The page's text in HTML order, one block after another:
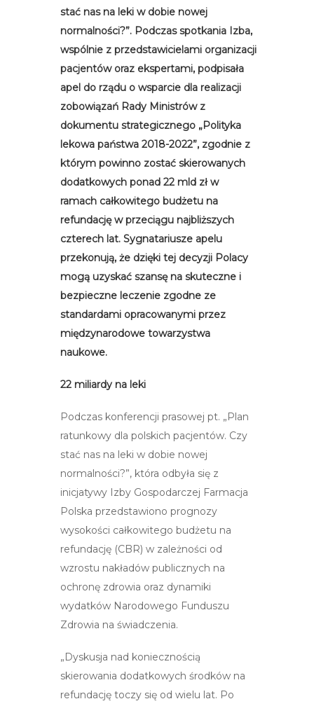
stać nas na leki w dobie nowej
normalności?”. Podczas spotkania Izba,
wspólnie z przedstawicielami organizacji
pacjentów oraz ekspertami, podpisała
apel do rządu o wsparcie dla realizacji
zobowiązań Rady Ministrów z
dokumentu strategicznego „Polityka
lekowa państwa 2018-2022”, zgodnie z
którym powinno zostać skierowanych
dodatkowych ponad 22 mld zł w
ramach całkowitego budżetu na
refundację w przeciągu najbliższych
czterech lat. Sygnatariusze apelu
przekonują, że dzięki tej decyzji Polacy
mogą uzyskać szansę na skuteczne i
bezpieczne leczenie zgodne ze
standardami opracowanymi przez
międzynarodowe towarzystwa
naukowe.
22 miliardy na leki
Podczas konferencji prasowej pt. „Plan
ratunkowy dla polskich pacjentów. Czy
stać nas na leki w dobie nowej
normalności?”, która odbyła się z
inicjatywy Izby Gospodarczej Farmacja
Polska przedstawiono prognozy
wysokości całkowitego budżetu na
refundację (CBR) w zależności od
wzrostu nakładów publicznych na
ochronę zdrowia oraz dynamiki
wydatków Narodowego Funduszu
Zdrowia na świadczenia.
„Dyskusja nad koniecznością
skierowania dodatkowych środków na
refundację toczy się od wielu lat. Po